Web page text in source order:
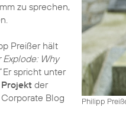
Philipp
zu sprechen,
Preißer hält
Explode: Why
Er spricht unter
der
Blog